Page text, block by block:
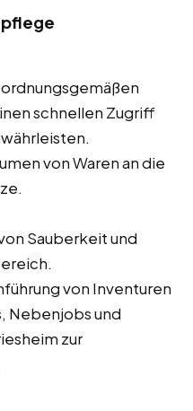
schnellen Zugriff
von Waren an die
Sauberkeit und
von Inventuren
Nebenjobs und
zur